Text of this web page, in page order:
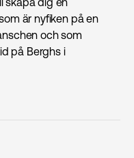
är nyfiken på en
och som
på Berghs i